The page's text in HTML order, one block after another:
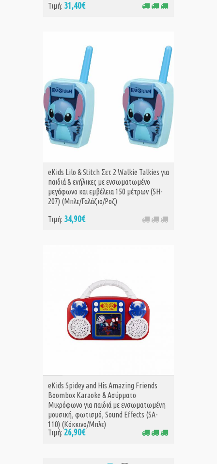
Τιμή: 31,40€
eKids Lilo & Stitch Σετ 2 Walkie Talkies για
παιδιά & ενήλικες με ενσωματωμένο
μεγάφωνο και εμβέλεια 150 μέτρων (SH-
207) (Μπλε/Γαλάζιο/Ροζ)
Τιμή: 34,90€
ΑΓΟΡΑ
eKids Spidey and His Amazing Friends
Boombox Karaoke & Ασύρματο
Μικρόφωνο για παιδιά με ενσωματωμένη
μουσική, φωτισμό, Sound Effects (SA-
110) (Κόκκινο/Μπλε)
Τιμή: 26,90€